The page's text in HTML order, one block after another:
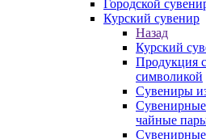
Городской
Курский сувенир
Назад
Курский
Продукция
символикой
Сувениры
чайные